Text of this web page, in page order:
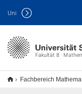
Fakultät 8 ·
Uni
Fachbereich